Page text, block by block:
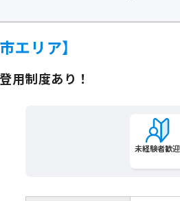
エリア】
用制度あり！
未経験者歓迎